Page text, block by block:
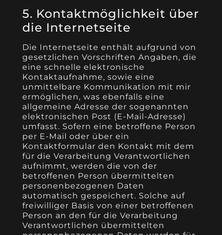
5. Kontaktmöglichkeit über
die Internetseite
Die Internetseite enthält aufgrund von
gesetzlichen Vorschriften Angaben, die
eine schnelle elektronische
Kontaktaufnahme, sowie eine
unmittelbare Kommunikation mit mir
ermöglichen, was ebenfalls eine
allgemeine Adresse der sogenannten
elektronischen Post (E-Mail-Adresse)
umfasst. Sofern eine betroffene Person
per E-Mail oder über ein
Kontaktformular den Kontakt mit dem
für die Verarbeitung Verantwortlichen
aufnimmt, werden die von der
betroffenen Person übermittelten
personenbezogenen Daten
automatisch gespeichert. Solche auf
freiwilliger Basis von einer betroffenen
Person an den für die Verarbeitung
Verantwortlichen übermittelten